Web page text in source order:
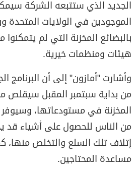
الجديد الذي ستتبعه الشركة
الموجودين في الولايات المتحدة
بالبضائع المخزنة التي لم يتمكنوا
هيئات ومنظمات خيرية.
وأشارت "أمازون" إلى أن البرنامج
من بداية سبتمبر المقبل سيقلص
المخزنة في مستودعاتها،
من الناس للحصول على أشياء قد
إتلاف تلك السلع والتخلص
مساعدة المحتاجين.